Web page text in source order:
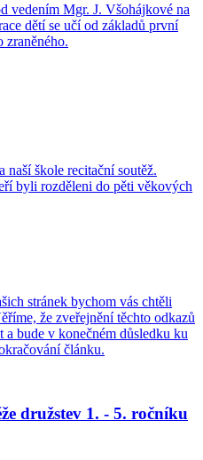
vedením Mgr. J. Všohájkové na
dětí se učí od základů první
zraněného.
naší škole recitační soutěž.
byli rozděleni do pěti věkových
stránek bychom vás chtěli
že zveřejnění těchto odkazů
bude v konečném důsledku ku
článku.
družstev 1. - 5. ročníku